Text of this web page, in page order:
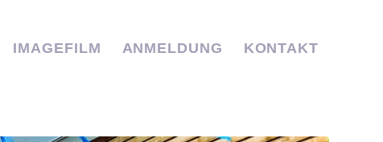
IMAGEFILM ANMELDUNG KONTAKT